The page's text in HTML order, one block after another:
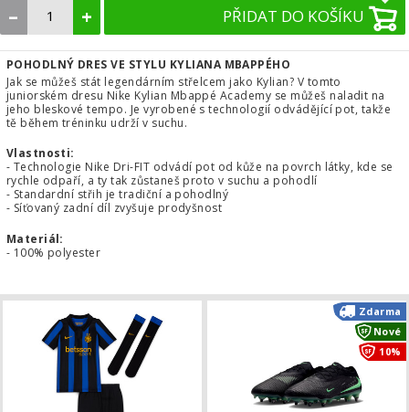
– + PŘIDAT DO KOŠÍKU
POHODLNÝ DRES VE STYLU KYLIANA MBAPPÉHO
Jak se můžeš stát legendárním střelcem jako Kylian? V tomto
juniorském dresu Nike Kylian Mbappé Academy se můžeš naladit na
jeho bleskové tempo. Je vyrobené s technologií odvádějící pot, takže
tě během tréninku udrží v suchu.
Vlastnosti:
- Technologie Nike Dri-FIT odvádí pot od kůže na povrch látky, kde se
rychle odpaří, a ty tak zůstaneš proto v suchu a pohodlí
- Standardní střih je tradiční a pohodlný
- Síťovaný zadní díl zvyšuje prodyšnost
Materiál:
- 100% polyester
Dětský komplet Nike Inter Milán
Zdarma
Nové
10%